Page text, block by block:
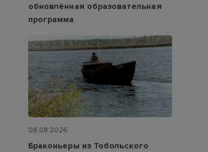
обновлённая образовательная
программа
08.08.2026
Браконьеры из Тобольского